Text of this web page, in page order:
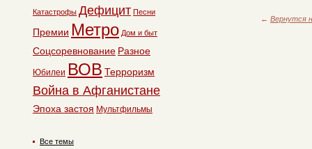
← Вернутся
Катастрофы Дефицит Песни
Премии Метро Дом и быт
Соцсоревнование Разное
Юбилеи ВОВ Терроризм
Война в Афганистане
Эпоха застоя Мультфильмы
Все темы